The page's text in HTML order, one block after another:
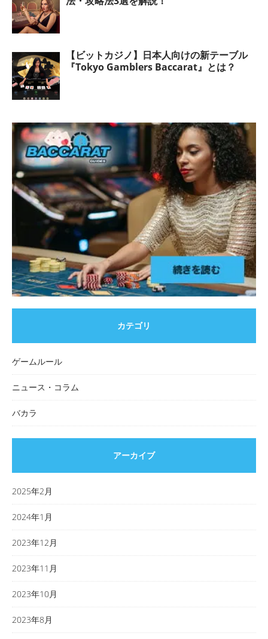
【ビットカジノ】日本人向けの新テーブル
『Tokyo Gamblers Baccarat』とは？
カテゴリ
ゲームルール
ニュース・コラム
バカラ
アーカイブ
2025年2月
2024年1月
2023年12月
2023年11月
2023年10月
2023年8月